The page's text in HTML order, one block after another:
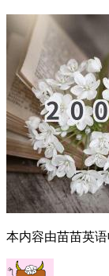
本内容由苗苗英